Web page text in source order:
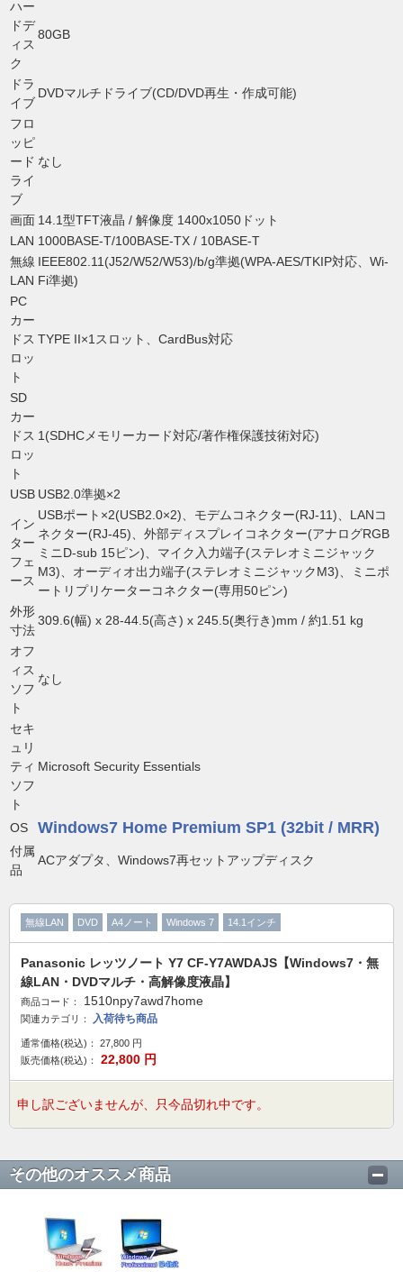
ハー
ドデ
ィス
ク
80GB
ドラ
イブ
DVDマルチドライブ(CD/DVD再生・作成可能)
フロ
ッピ
ード
ライ
ブ
なし
画面 14.1型TFT液晶 / 解像度 1400x1050ドット
LAN 1000BASE-T/100BASE-TX / 10BASE-T
無線
LAN
IEEE802.11(J52/W52/W53)/b/g準拠(WPA-AES/TKIP対応、Wi-
Fi準拠)
PC
カー
ドス
ロッ
ト
TYPE II×1スロット、CardBus対応
SD
カー
ドス
ロッ
ト
1(SDHCメモリーカード対応/著作権保護技術対応)
USB USB2.0準拠×2
イン
ター
フェ
ース
USBポート×2(USB2.0×2)、モデムコネクター(RJ-11)、LANコ
ネクター(RJ-45)、外部ディスプレイコネクター(アナログRGB
ミニD-sub 15ピン)、マイク入力端子(ステレオミニジャック
M3)、オーディオ出力端子(ステレオミニジャックM3)、ミニポ
ートリプリケーターコネクター(専用50ピン)
外形
寸法
309.6(幅) x 28-44.5(高さ) x 245.5(奥行き)mm / 約1.51 kg
オフ
ィス
ソフ
ト
なし
セキ
ュリ
ティ
ソフ
ト
Microsoft Security Essentials
OS Windows7 Home Premium SP1 (32bit / MRR)
付属
品
ACアダプタ、Windows7再セットアップディスク
無線LAN DVD A4ノート Windows 7 14.1インチ
Panasonic レッツノート Y7 CF-Y7AWDAJS【Windows7・無
線LAN・DVDマルチ・高解像度液晶】
商品コード： 1510npy7awd7home
関連カテゴリ： 入荷待ち商品
通常価格(税込)： 27,800 円
販売価格(税込)：
22,800 円
申し訳ございませんが、只今品切れ中です。
その他のオススメ商品